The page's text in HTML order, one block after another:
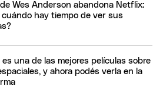
de Wes Anderson abandona Netflix:
hay tiempo de ver sus
es una de las mejores películas sobre
y ahora podés verla en la